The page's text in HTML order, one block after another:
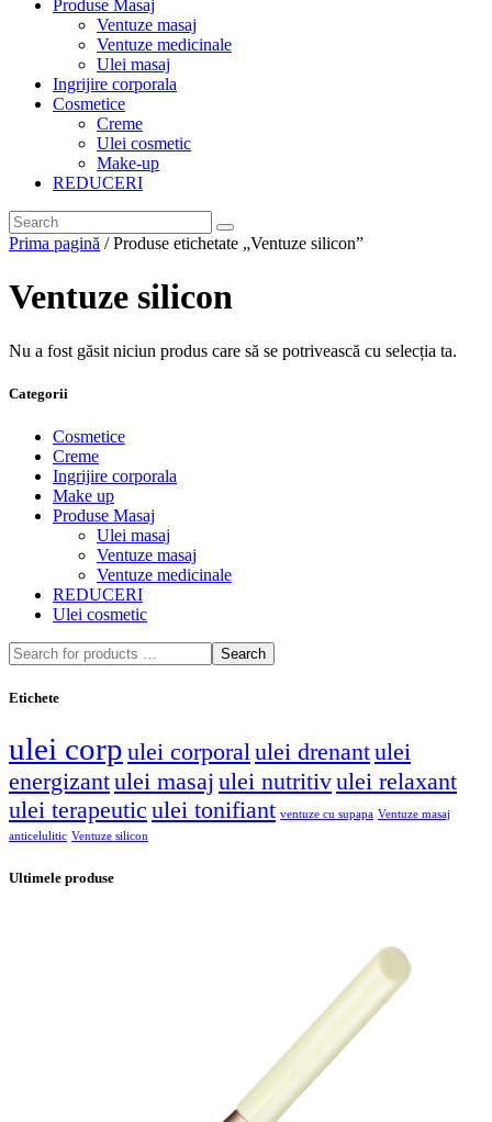
Produse Masaj
Ventuze masaj
Ventuze medicinale
Ulei masaj
Ingrijire corporala
Cosmetice
Creme
Ulei cosmetic
Make-up
REDUCERI
Prima pagină / Produse etichetate „Ventuze silicon”
Ventuze silicon
Nu a fost găsit niciun produs care să se potrivească cu selecția ta.
Categorii
Cosmetice
Creme
Ingrijire corporala
Make up
Produse Masaj
Ulei masaj
Ventuze masaj
Ventuze medicinale
REDUCERI
Ulei cosmetic
Search
Etichete
ulei corp ulei corporalulei drenantulei
energizantulei masaj ulei nutritivulei relaxant
ulei terapeutic ulei tonifiant ventuze cu supapa Ventuze masaj
anticelulitic Ventuze silicon
Ultimele produse